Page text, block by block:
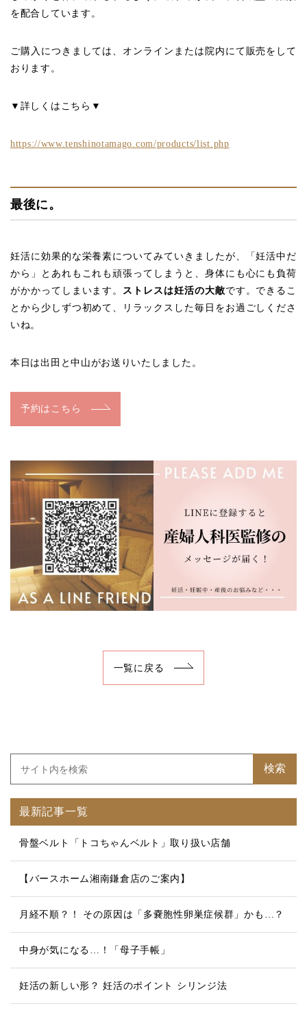
を配合しています。
ご購入につきましては、オンラインまたは院内にて販売をして
おります。
▼詳しくはこちら▼
https://www.tenshinotamago.com/products/list.php
最後に。
妊活に効果的な栄養素についてみていきましたが、「妊活中だ
から」とあれもこれも頑張ってしまうと、身体にも心にも負荷
がかかってしまいます。 ストレスは妊活の大敵です。できるこ
とから少しずつ初めて、リラックスした毎日をお過ごしくださ
いね。
本日は出田と中山がお送りいたしました。
予約はこちら
一覧に戻る
検索
最新記事一覧
骨盤ベルト「トコちゃんベルト」取り扱い店舗
【バースホーム湘南鎌倉店のご案内】
月経不順？！ その原因は「多嚢胞性卵巣症候群」かも…？
中身が気になる…！「母子手帳」
妊活の新しい形？ 妊活のポイント シリンジ法